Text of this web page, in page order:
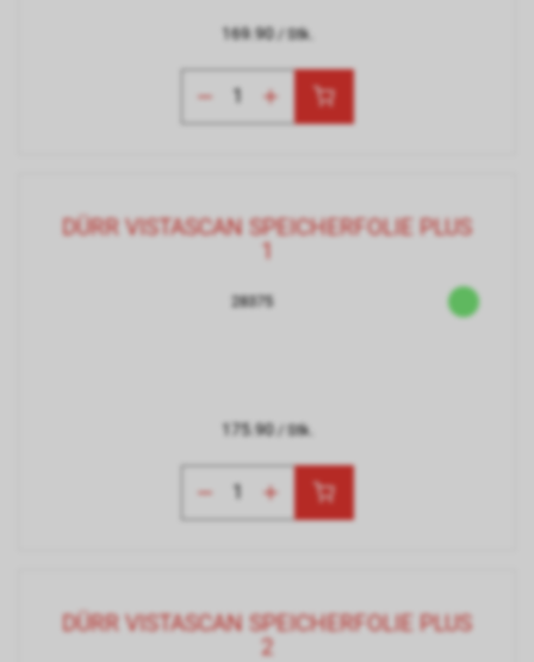
169.90/ Stk.
DÜRR VISTASCAN SPEICHERFOLIE PLUS
1
28375
175.90/ Stk.
DÜRR VISTASCAN SPEICHERFOLIE PLUS
2